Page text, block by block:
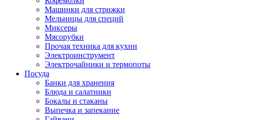
Машинки для стрижки
Мельницы для специй
Миксеры
Мясорубки
Прочая техника для кухни
Электроинструмент
Электрочайники и термопоты
Посуда
Банки для хранения
Блюда и салатники
Бокалы и стаканы
Выпечка и запекание